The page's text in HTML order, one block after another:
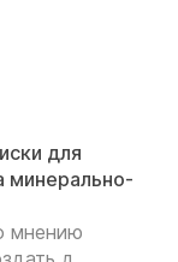
для
минерально-
мнению